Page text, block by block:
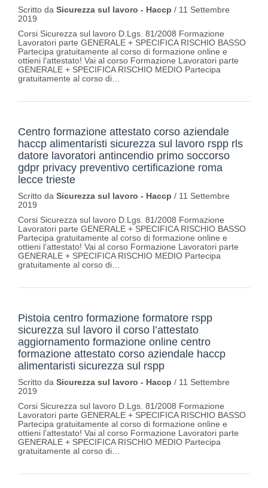
Scritto da Sicurezza sul lavoro - Haccp / 11 Settembre
2019
Corsi Sicurezza sul lavoro D.Lgs. 81/2008 Formazione
Lavoratori parte GENERALE + SPECIFICA RISCHIO BASSO
Partecipa gratuitamente al corso di formazione online e
ottieni l’attestato! Vai al corso Formazione Lavoratori parte
GENERALE + SPECIFICA RISCHIO MEDIO Partecipa
gratuitamente al corso di…
Centro formazione attestato corso aziendale
haccp alimentaristi sicurezza sul lavoro rspp rls
datore lavoratori antincendio primo soccorso
gdpr privacy preventivo certificazione roma
lecce trieste
Scritto da Sicurezza sul lavoro - Haccp / 11 Settembre
2019
Corsi Sicurezza sul lavoro D.Lgs. 81/2008 Formazione
Lavoratori parte GENERALE + SPECIFICA RISCHIO BASSO
Partecipa gratuitamente al corso di formazione online e
ottieni l’attestato! Vai al corso Formazione Lavoratori parte
GENERALE + SPECIFICA RISCHIO MEDIO Partecipa
gratuitamente al corso di…
Pistoia centro formazione formatore rspp
sicurezza sul lavoro il corso l’attestato
aggiornamento formazione online centro
formazione attestato corso aziendale haccp
alimentaristi sicurezza sul rspp
Scritto da Sicurezza sul lavoro - Haccp / 11 Settembre
2019
Corsi Sicurezza sul lavoro D.Lgs. 81/2008 Formazione
Lavoratori parte GENERALE + SPECIFICA RISCHIO BASSO
Partecipa gratuitamente al corso di formazione online e
ottieni l’attestato! Vai al corso Formazione Lavoratori parte
GENERALE + SPECIFICA RISCHIO MEDIO Partecipa
gratuitamente al corso di…